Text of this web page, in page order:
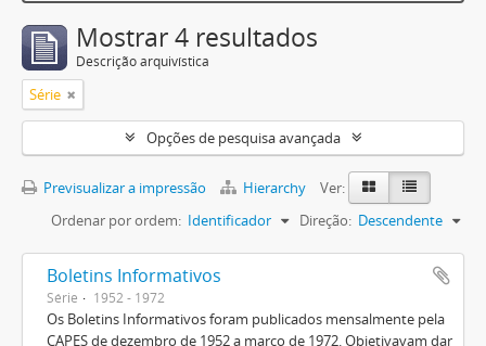
Mostrar 4 resultados
Descrição arquivística
Série
Opções de pesquisa avançada
Previsualizar a impressão Hierarchy
Ver:
Ordenar por ordem: Identificador Direção: Descendente
Boletins Informativos
Série 1952 - 1972
Os Boletins Informativos foram publicados mensalmente pela
CAPES de dezembro de 1952 a março de 1972. Objetivavam dar